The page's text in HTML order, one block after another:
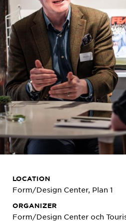
LOCATION
Form/Design Center, Plan 1
ORGANIZER
Form/Design Center och